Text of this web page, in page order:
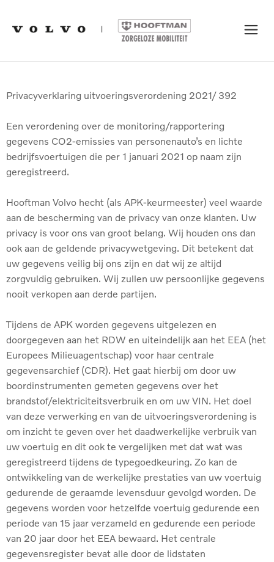
Privacyverklaring uitvoeringsverordening 2021/ 392
Een verordening over de monitoring/rapportering
gegevens CO2-emissies van personenauto’s en lichte
bedrijfsvoertuigen die per 1 januari 2021 op naam zijn
geregistreerd.
Hooftman Volvo hecht (als APK-keurmeester) veel waarde
aan de bescherming van de privacy van onze klanten. Uw
privacy is voor ons van groot belang. Wij houden ons dan
ook aan de geldende privacywetgeving. Dit betekent dat
uw gegevens veilig bij ons zijn en dat wij ze altijd
zorgvuldig gebruiken. Wij zullen uw persoonlijke gegevens
nooit verkopen aan derde partijen.
Tijdens de APK worden gegevens uitgelezen en
doorgegeven aan het RDW en uiteindelijk aan het EEA (het
Europees Milieuagentschap) voor haar centrale
gegevensarchief (CDR). Het gaat hierbij om door uw
boordinstrumenten gemeten gegevens over het
brandstof/elektriciteitsverbruik en om uw VIN. Het doel
van deze verwerking en van de uitvoeringsverordening is
om inzicht te geven over het daadwerkelijke verbruik van
uw voertuig en dit ook te vergelijken met dat wat was
geregistreerd tijdens de typegoedkeuring. Zo kan de
ontwikkeling van de werkelijke prestaties van uw voertuig
gedurende de geraamde levensduur gevolgd worden. De
gegevens worden voor hetzelfde voertuig gedurende een
periode van 15 jaar verzameld en gedurende een periode
van 20 jaar door het EEA bewaard. Het centrale
gegevensregister bevat alle door de lidstaten